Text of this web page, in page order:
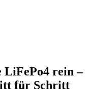
LiFePo4 rein –
für Schritt